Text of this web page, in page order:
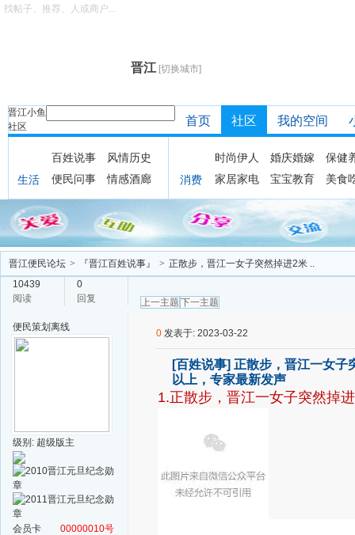
晋江 [切换城市]
晋江小鱼
社区
找帖子、推荐、人或商户...
首页 社区 我的空间
生活
百姓说事
风情历史
便民问事
情感酒廊 消费
时尚伊人 婚庆婚嫁
保健
家居家电
宝宝教育 美食
晋江便民论坛 > 『晋江百姓说事』 > 正散步，晋江一女子突然掉进2米 ..
10439
阅读
0
回复
上一主题 下一主题
便民策划 离线
级别: 超级版主
会员卡
00000010号
0 发表于: 2023-03-22
[百姓说事] 正散步，晋江一女
以上，专家最新发声
1.正散步，晋江一女子突然掉